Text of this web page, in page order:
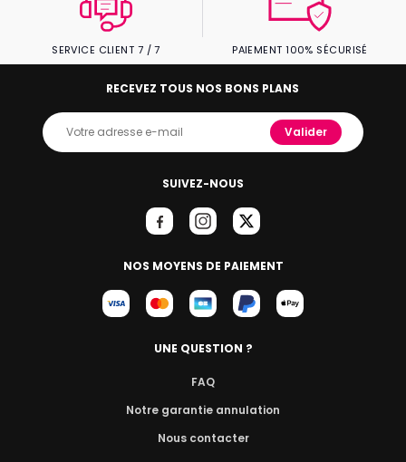
SERVICE CLIENT 7 / 7 PAIEMENT 100% SÉCURISÉ
SUIVEZ-NOUS
NOS MOYENS DE PAIEMENT
RECEVEZ TOUS NOS BONS PLANS
Valider
UNE QUESTION ?
FAQ
Notre garantie annulation
Nous contacter